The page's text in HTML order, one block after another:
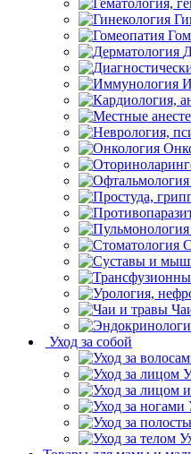
Уход за собой